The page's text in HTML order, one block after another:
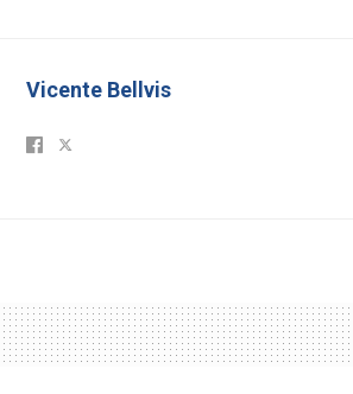
Vicente Bellvis